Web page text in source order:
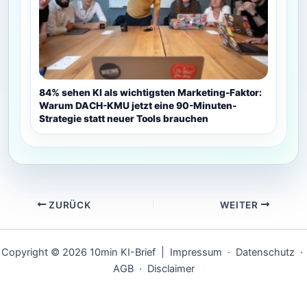
84% sehen KI als wichtigsten Marketing-Faktor:
Warum DACH-KMU jetzt eine 90-Minuten-
Strategie statt neuer Tools brauchen
ZURÜCK WEITER
Copyright © 2026 10min KI-Brief | Impressum · Datenschutz ·
AGB· Disclaimer